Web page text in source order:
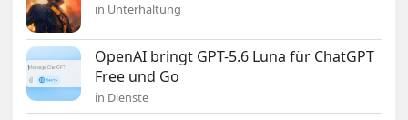
in Unterhaltung
OpenAI bringt GPT-5.6 Luna für ChatGPT
Free und Go
in Dienste